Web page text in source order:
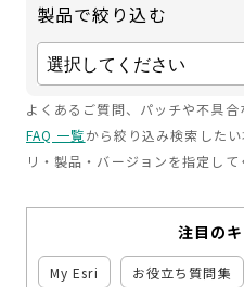
製品で絞り込む
よくあるご質問、パッチや不具合
FAQ 一覧から絞り込み検索した
リ・製品・バージョンを指定して
注目の
My Esri お役立ち質問集